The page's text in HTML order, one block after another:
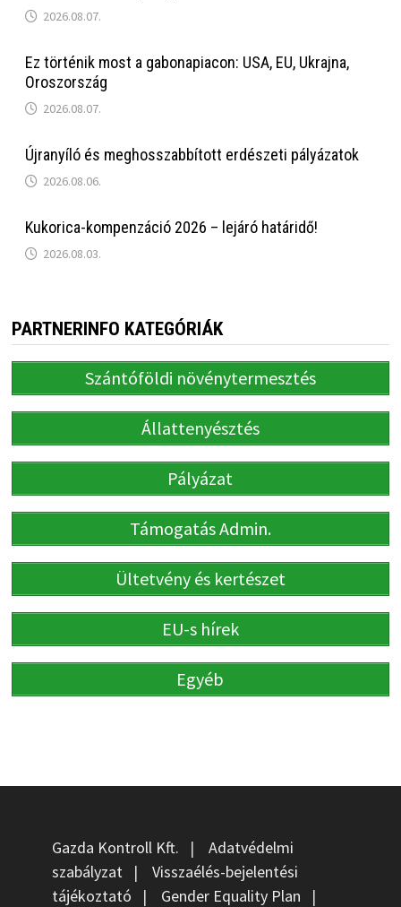
2026.08.07.
Ez történik most a gabonapiacon: USA, EU, Ukrajna,
Oroszország
2026.08.07.
Újranyíló és meghosszabbított erdészeti pályázatok
2026.08.06.
Kukorica-kompenzáció 2026 – lejáró határidő!
2026.08.03.
PARTNERINFO KATEGÓRIÁK
Szántóföldi növénytermesztés
Állattenyésztés
Pályázat
Támogatás Admin.
Ültetvény és kertészet
EU-s hírek
Egyéb
Gazda Kontroll Kft. | Adatvédelmi
szabályzat | Visszaélés-bejelentési
tájékoztató | Gender Equality Plan |